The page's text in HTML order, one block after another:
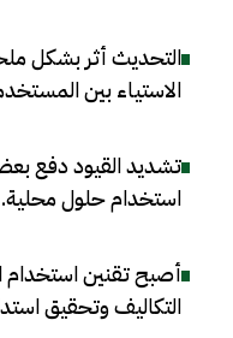
التحديث أثر بشكل
الاستياء بين
تشديد القيود دفع
استخدام حلول محلية.
أصبح تقنين استخدام
التكاليف وتحقيق